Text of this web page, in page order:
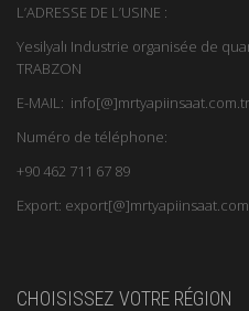
L’ADRESSE DE L’USINE :
Yesilyalı Industrie organisée de
TRABZON
E-MAIL: info[@]mrtyapiinsaat.com.tr
Numéro de téléphone:
+90 462 711 67 89
Export:
CHOISISSEZ VOTRE RÉGION